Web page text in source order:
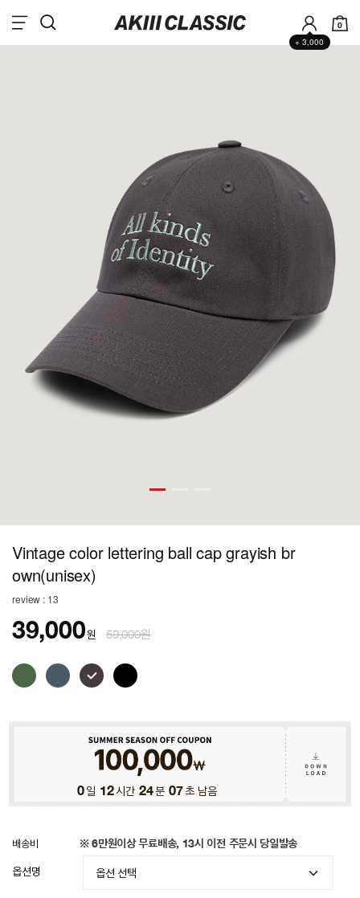
+ 3,000
0
Vintage color lettering ball cap grayish br
own(unisex)
review : 13
39,000원 59,000원
0일 12시간 24분 04초 남음
배송비 ※ 6만원이상 무료배송, 13시 이전 주문시 당일발송
옵션명